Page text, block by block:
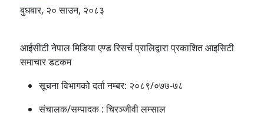
बुधबार, २० साउन, २०८३
आईसीटी नेपाल मिडिया एण्ड रिसर्च प्रालिद्वारा प्रकाशित आइसिटी
समाचार डटकम
सूचना विभागको दर्ता नम्बर: २०८९/०७७-७८
संचालक/सम्पादक :चिरञ्जीवी लम्साल